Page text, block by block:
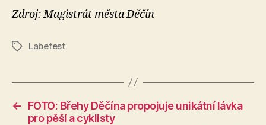
Zdroj: Magistrát města Děčín
ŠtítkyLabefest
←
FOTO: Břehy Děčína propojuje unikátní lávka
pro pěší a cyklisty